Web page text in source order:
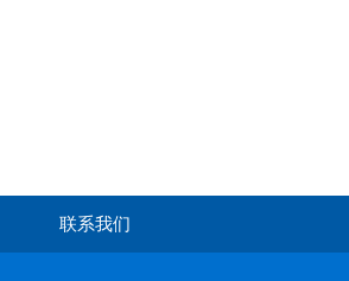
联系我们